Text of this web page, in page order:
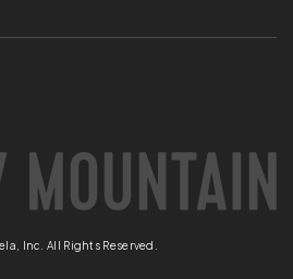
Inc. All Rights Reserved.